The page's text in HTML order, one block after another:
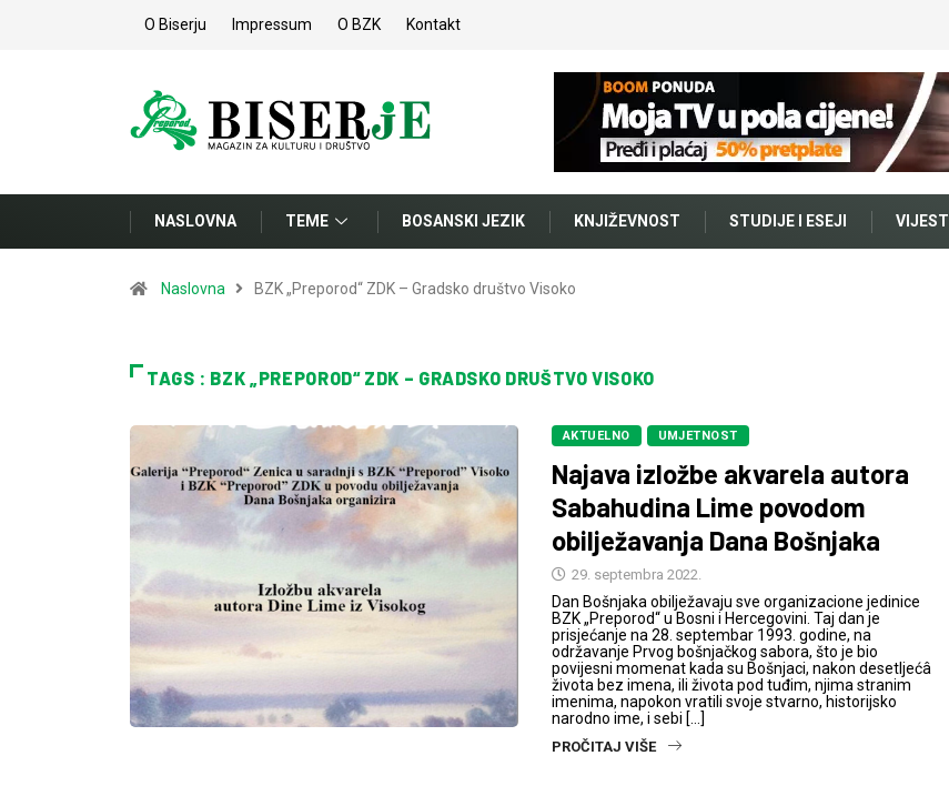
O Biserju Impressum O BZK Kontakt
NASLOVNA TEME BOSANSKI JEZIK KNJIŽEVNOST STUDIJE I ESEJI VIJESTI
Naslovna BZK „Preporod“ ZDK – Gradsko društvo Visoko
TAGS : BZK „PREPOROD“ ZDK – GRADSKO DRUŠTVO VISOKO
AKTUELNO UMJETNOST
Najava izložbe akvarela autora
Sabahudina Lime povodom
obilježavanja Dana Bošnjaka
29. septembra 2022.
Dan Bošnjaka obilježavaju sve organizacione jedinice
BZK „Preporod“ u Bosni i Hercegovini. Taj dan je
prisjećanje na 28. septembar 1993. godine, na
održavanje Prvog bošnjačkog sabora, što je bio
povijesni momenat kada su Bošnjaci, nakon desetljećâ
života bez imena, ili života pod tuđim, njima stranim
imenima, napokon vratili svoje stvarno, historijsko
narodno ime, i sebi […]
PROČITAJ VIŠE